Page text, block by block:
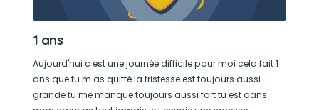
1 ans
Aujourd'hui c est une journée difficile pour moi cela fait 1
ans que tu m as quitté la tristesse est toujours aussi
grande tu me manque toujours aussi fort tu est dans